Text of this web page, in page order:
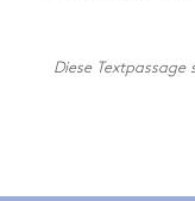
Diese